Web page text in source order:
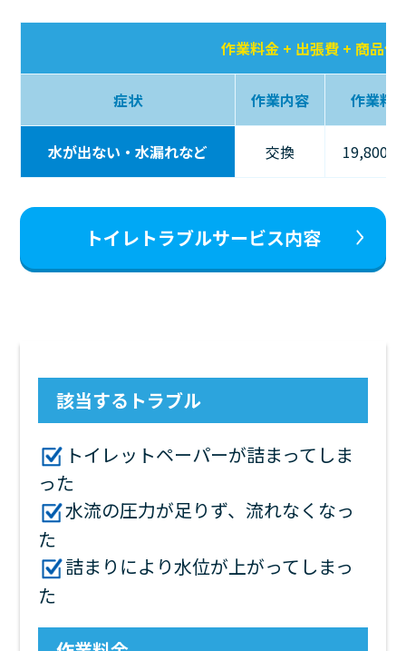
作業料金 + 出張費 + 商品代
症状 作業内容 作業料
水が出ない・水漏れなど 交換 19,800
トイレトラブルサービス内容
該当するトラブル
トイレットペーパーが詰まってしま
った
水流の圧力が足りず、流れなくなっ
た
詰まりにより水位が上がってしまっ
た